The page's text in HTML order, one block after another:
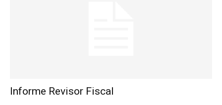
Informe Revisor Fiscal